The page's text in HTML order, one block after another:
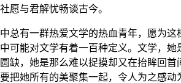
愿与君解忧畅谈古今。
总有一群热爱文学的热血青年，愿为
可能对文学有着一百种定义。文学，
缺，她是那么难以捉摸却又在抬眸回
把她所有的美聚集一起，令人为之感动